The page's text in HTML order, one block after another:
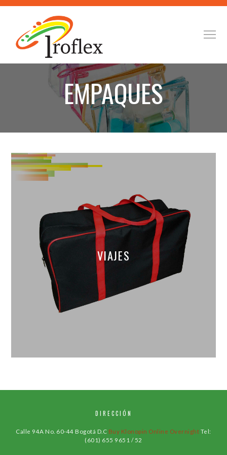
EMPAQUES
DIRECCIÓN
Calle 94A No. 60-44 Bogotá D.C Buy Klonopin Online Overnight Tel:
(601) 655 9651 / 52